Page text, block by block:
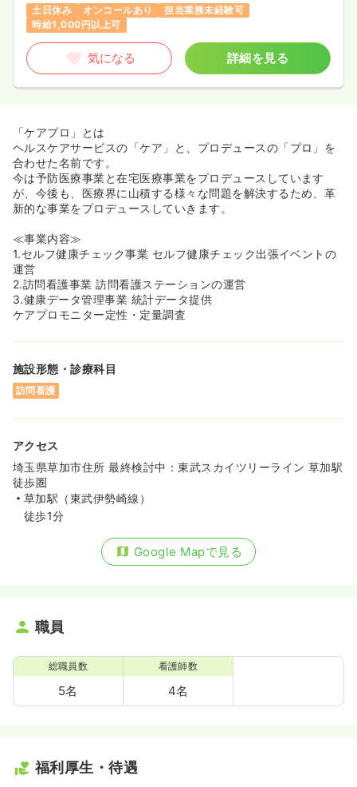
土日休み
オンコールあり
担当業務未経験可
時給1,000円以上可
気になる 詳細を見る
「ケアプロ」とは
ヘルスケアサービスの「ケア」と、プロデュースの「プロ」を
合わせた名前です。
今は予防医療事業と在宅医療事業をプロデュースしています
が、今後も、医療界に山積する様々な問題を解決するため、革
新的な事業をプロデュースしていきます。
≪事業内容≫
1.セルフ健康チェック事業 セルフ健康チェック出張イベントの
運営
2.訪問看護事業 訪問看護ステーションの運営
3.健康データ管理事業 統計データ提供
ケアプロモニター定性・定量調査
施設形態・診療科目
訪問看護
アクセス
埼玉県草加市住所 最終検討中：東武スカイツリーライン 草加駅
徒歩圏
草加駅（東武伊勢崎線）
徒歩1分
Google Mapで見る
職員
総職員数
5名
看護師数
4名
福利厚生・待遇